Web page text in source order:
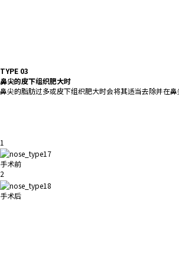
TYPE 03
鼻尖的皮下组织肥大时
鼻尖的脂肪过多或皮下组织肥大时会将其适当去除并在鼻
1
手术前
2
手术后